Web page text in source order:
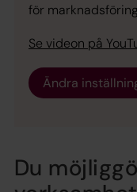
för
Se videon på
Ändra
Du